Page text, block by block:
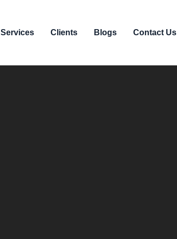
Services Clients Blogs Contact Us